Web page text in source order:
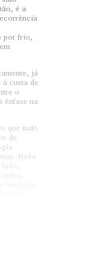
é a
por frio,
já
custa de
o
ênfase na
que tudo
de
Nada